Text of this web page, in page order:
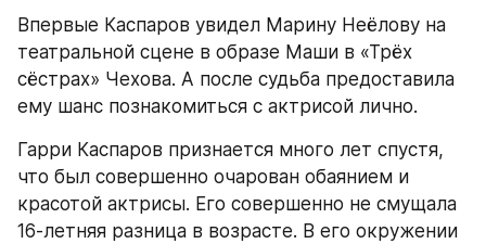
Впервые Каспаров увидел Марину Неёлову на
театральной сцене в образе Маши в «Трёх
сёстрах» Чехова. А после судьба предоставила
ему шанс познакомиться с актрисой лично.
Гарри Каспаров признается много лет спустя,
что был совершенно очарован обаянием и
красотой актрисы. Его совершенно не смущала
16-летняя разница в возрасте. В его окружении